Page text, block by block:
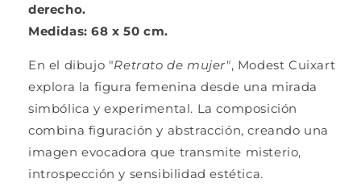
derecho.
Medidas: 68 x 50 cm.
En el dibujo "Retrato de mujer", Modest Cuixart
explora la figura femenina desde una mirada
simbólica y experimental. La composición
combina figuración y abstracción, creando una
imagen evocadora que transmite misterio,
introspección y sensibilidad estética.